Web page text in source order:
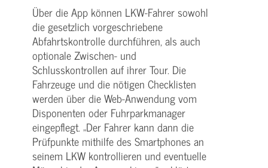
Über die App können LKW-Fahrer sowohl
die gesetzlich vorgeschriebene
Abfahrtskontrolle durchführen, als auch
optionale Zwischen- und
Schlusskontrollen auf ihrer Tour. Die
Fahrzeuge und die nötigen Checklisten
werden über die Web-Anwendung vom
Disponenten oder Fuhrparkmanager
eingepflegt. „Der Fahrer kann dann die
Prüfpunkte mithilfe des Smartphones an
seinem LKW kontrollieren und eventuelle